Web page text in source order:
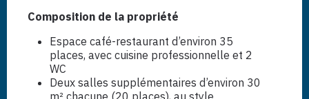
Composition de la propriété
Espace café-restaurant d’environ 35
places, avec cuisine professionnelle et 2
WC
Deux salles supplémentaires d’environ 30